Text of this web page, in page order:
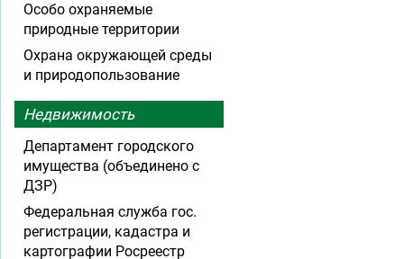
Особо охраняемые
природные территории
Охрана окружающей среды
и природопользование
Недвижимость
Департамент городского
имущества (объединено с
ДЗР)
Федеральная служба гос.
регистрации, кадастра и
картографии Росреестр